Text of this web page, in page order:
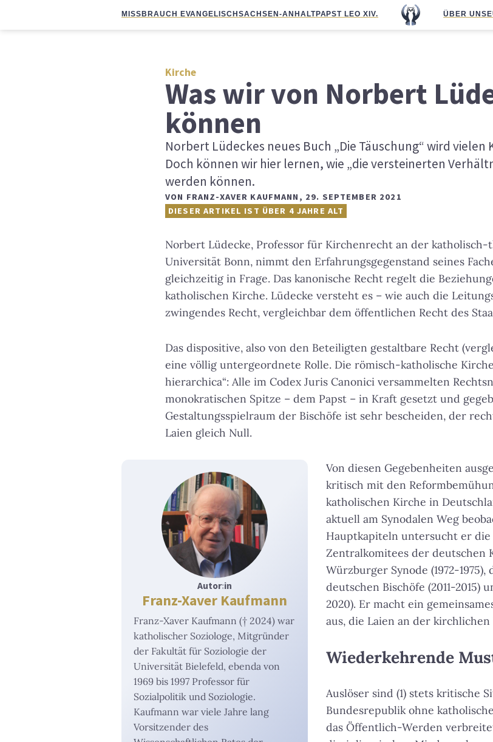
MISSBRAUCH EVANGELISCHSACHSEN-ANHALTPAPST LEO XIV. ÜBER UNS
Kirche
Was wir von Norbert
können
Norbert Lüdeckes neues Buch „Die Täuschung“ wird
Doch können wir hier lernen, wie „die versteinerten
werden können.
VON FRANZ-XAVER KAUFMANN , 29. SEPTEMBER 2021
DIESER ARTIKEL IST ÜBER 4 JAHRE ALT
Norbert Lüdecke, Professor für Kirchenrecht an der katholisch-
Universität Bonn, nimmt den Erfahrungsgegenstand seines
gleichzeitig in Frage. Das kanonische Recht regelt die
katholischen Kirche. Lüdecke versteht es – wie auch die
zwingendes Recht, vergleichbar dem öffentlichen Recht des
Das dispositive, also von den Beteiligten gestaltbare Recht
eine völlig untergeordnete Rolle. Die römisch-katholische
hierarchica“: Alle im Codex Juris Canonici versammelten
monokratischen Spitze – dem Papst – in Kraft gesetzt und
Gestaltungsspielraum der Bischöfe ist sehr bescheiden, der
Laien gleich Null.
Autor:in
Franz-Xaver Kaufmann
Franz-Xaver Kaufmann († 2024) war
katholischer Soziologe, Mitgründer
der Fakultät für Soziologie der
Universität Bielefeld, ebenda von
1969 bis 1997 Professor für
Sozialpolitik und Soziologie.
Kaufmann war viele Jahre lang
Vorsitzender des
Von diesen Gegebenheiten
kritisch mit den
katholischen Kirche in
aktuell am Synodalen Weg
Hauptkapiteln untersucht er die
Zentralkomitees der deutschen
Würzburger Synode (1972-
deutschen Bischöfe (2011-2015)
2020). Er macht ein
aus, die Laien an der
Wiederkehrende
Auslöser sind (1) stets kritische
Bundesrepublik ohne
das Öffentlich-Werden